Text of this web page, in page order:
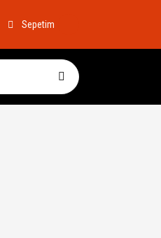
Sepetim